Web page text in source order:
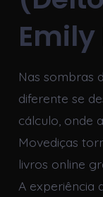
Nas sombras
diferente se
cálculo, onde
Movediças
livros online
A experiência